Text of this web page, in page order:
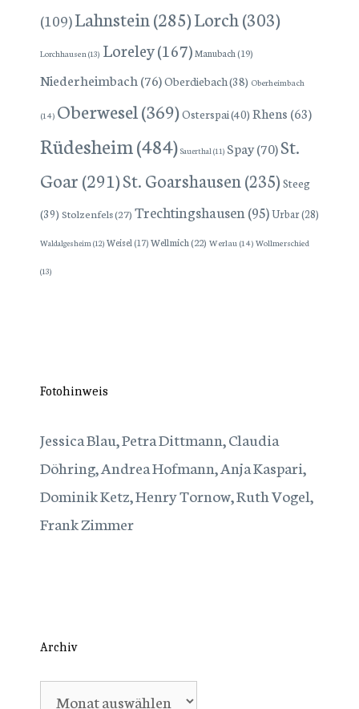
(109)Lahnstein(285)Lorch(303)
Lorchhausen(13) Loreley(167)Manubach(19)
Niederheimbach (76)Oberdiebach(38) Oberheimbach
(14) Oberwesel(369)Osterspai(40) Rhens (63)
Rüdesheim(484) Sauerthal(11) Spay(70)St.
Goar(291)St. Goarshausen(235) Steeg
(39) Stolzenfels(27) Trechtingshausen(95)Urbar(28)
Waldalgesheim(12) Weisel(17)Wellmich (22) Werlau (14) Wollmerschied
(13)
Fotohinweis
Jessica Blau, Petra Dittmann, Claudia
Döhring, Andrea Hofmann, Anja Kaspari,
Dominik Ketz, Henry Tornow, Ruth Vogel,
Frank Zimmer
Archiv
Archiv